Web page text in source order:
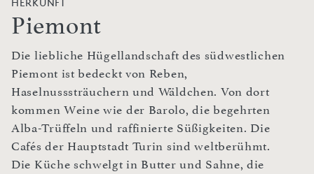
Piemont
Die liebliche Hügellandschaft des südwestlichen
Piemont ist bedeckt von Reben,
Haselnusssträuchern und Wäldchen. Von dort
kommen Weine wie der Barolo, die begehrten
Alba-Trüffeln und raffinierte Süßigkeiten. Die
Cafés der Hauptstadt Turin sind weltberühmt.
Die Küche schwelgt in Butter und Sahne, die